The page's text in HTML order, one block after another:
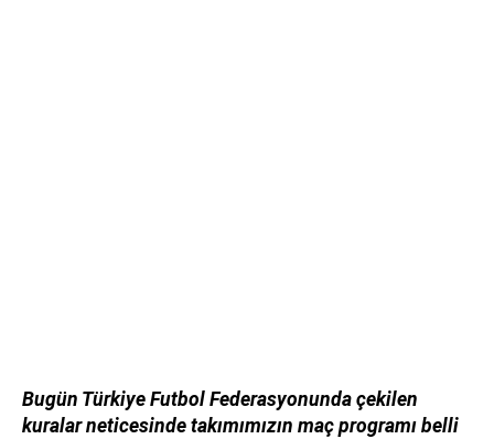
Bugün Türkiye Futbol Federasyonunda çekilen
kuralar neticesinde takımımızın maç programı belli